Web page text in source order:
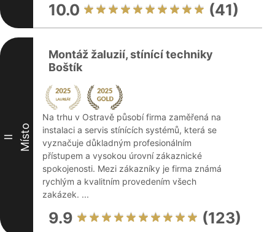
10.0 (41)
II Místo
Montáž žaluzií, stínící techniky
Boštík
Na trhu v Ostravě působí firma zaměřená na
instalaci a servis stínících systémů, která se
vyznačuje důkladným profesionálním
přístupem a vysokou úrovní zákaznické
spokojenosti. Mezi zákazníky je firma známá
rychlým a kvalitním provedením všech
zakázek. ...
9.9 (123)